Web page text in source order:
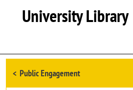
University Library
Browse the section
Public Engagement